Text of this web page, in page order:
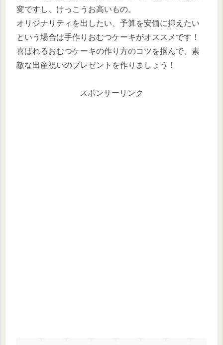
変ですし、けっこうお高いもの。
オリジナリティを出したい、予算を安価に抑えたい
という場合は手作りおむつケーキがオススメです！
喜ばれるおむつケーキの作り方のコツを掴んで、素
敵な出産祝いのプレゼントを作りましょう！
スポンサーリンク